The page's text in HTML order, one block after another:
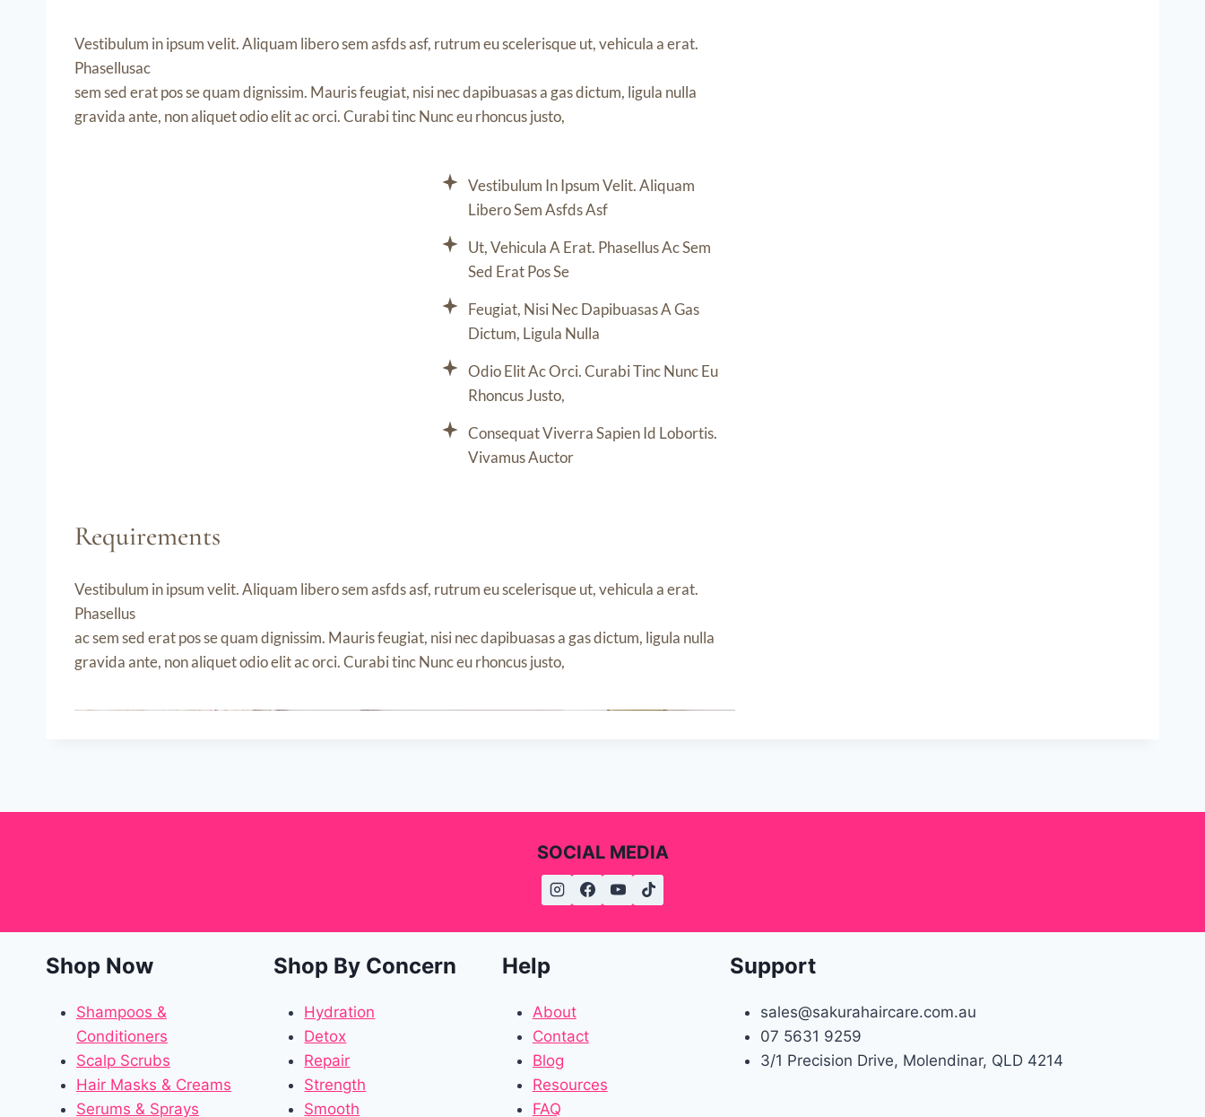
Vestibulum in ipsum velit. Aliquam libero sem asfds asf, rutrum eu scelerisque ut, vehicula a erat.
Phasellusac
sem sed erat pos se quam dignissim. Mauris feugiat, nisi nec dapibuasas a gas dictum, ligula nulla
gravida ante, non aliquet odio elit ac orci. Curabi tinc Nunc eu rhoncus justo,
Vestibulum In Ipsum Velit. Aliquam
Libero Sem Asfds Asf
Ut, Vehicula A Erat. Phasellus Ac Sem
Sed Erat Pos Se
Feugiat, Nisi Nec Dapibuasas A Gas
Dictum, Ligula Nulla
Odio Elit Ac Orci. Curabi Tinc Nunc Eu
Rhoncus Justo,
Consequat Viverra Sapien Id Lobortis.
Vivamus Auctor
Requirements
Vestibulum in ipsum velit. Aliquam libero sem asfds asf, rutrum eu scelerisque ut, vehicula a erat.
Phasellus
ac sem sed erat pos se quam dignissim. Mauris feugiat, nisi nec dapibuasas a gas dictum, ligula nulla
gravida ante, non aliquet odio elit ac orci. Curabi tinc Nunc eu rhoncus justo,
SOCIAL MEDIA
Shop Now
Shampoos &
Conditioners
Scalp Scrubs
Hair Masks & Creams
Serums & Sprays
Shop By Concern
Hydration
Detox
Repair
Strength
Smooth
Help
About
Contact
Blog
Resources
FAQ
Support
sales@sakurahaircare.com.au
07 5631 9259
3/1 Precision Drive, Molendinar, QLD 4214